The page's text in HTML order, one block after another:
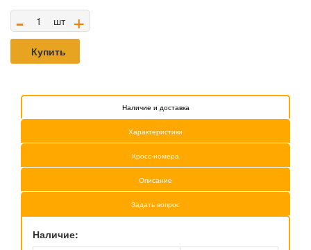
- шт +
Купить
Наличие и доставка
Характеристики
Кросс-номера
Описание
Задать вопрос
Наличие: